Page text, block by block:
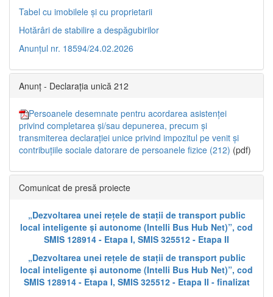
Tabel cu imobilele și cu proprietarii
Hotărâri de stabilire a despăgubirilor
Anunțul nr. 18594/24.02.2026
Anunț - Declarația unică 212
Persoanele desemnate pentru acordarea asistenței
privind completarea și/sau depunerea, precum și
transmiterea declarației unice privind impozitul pe venit și
contribuțiile sociale datorare de persoanele fizice (212) (pdf)
Comunicat de presă proiecte
„Dezvoltarea unei rețele de stații de transport public
local inteligente și autonome (Intelli Bus Hub Net)”, cod
SMIS 128914 - Etapa I, SMIS 325512 - Etapa II
„Dezvoltarea unei rețele de stații de transport public
local inteligente și autonome (Intelli Bus Hub Net)”, cod
SMIS 128914 - Etapa I, SMIS 325512 - Etapa II - finalizat